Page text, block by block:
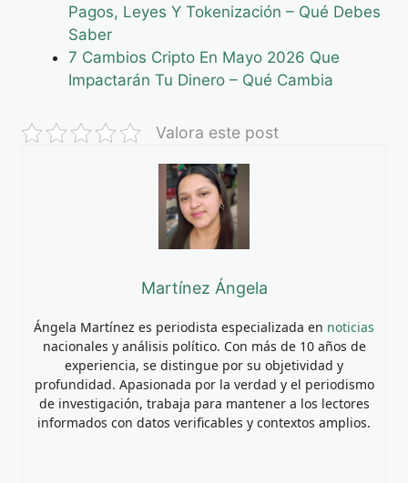
Pagos, Leyes Y Tokenización – Qué Debes
Saber
7 Cambios Cripto En Mayo 2026 Que
Impactarán Tu Dinero – Qué Cambia
Valora este post
Martínez Ángela
Ángela Martínez es periodista especializada en noticias
nacionales y análisis político. Con más de 10 años de
experiencia, se distingue por su objetividad y
profundidad. Apasionada por la verdad y el periodismo
de investigación, trabaja para mantener a los lectores
informados con datos verificables y contextos amplios.